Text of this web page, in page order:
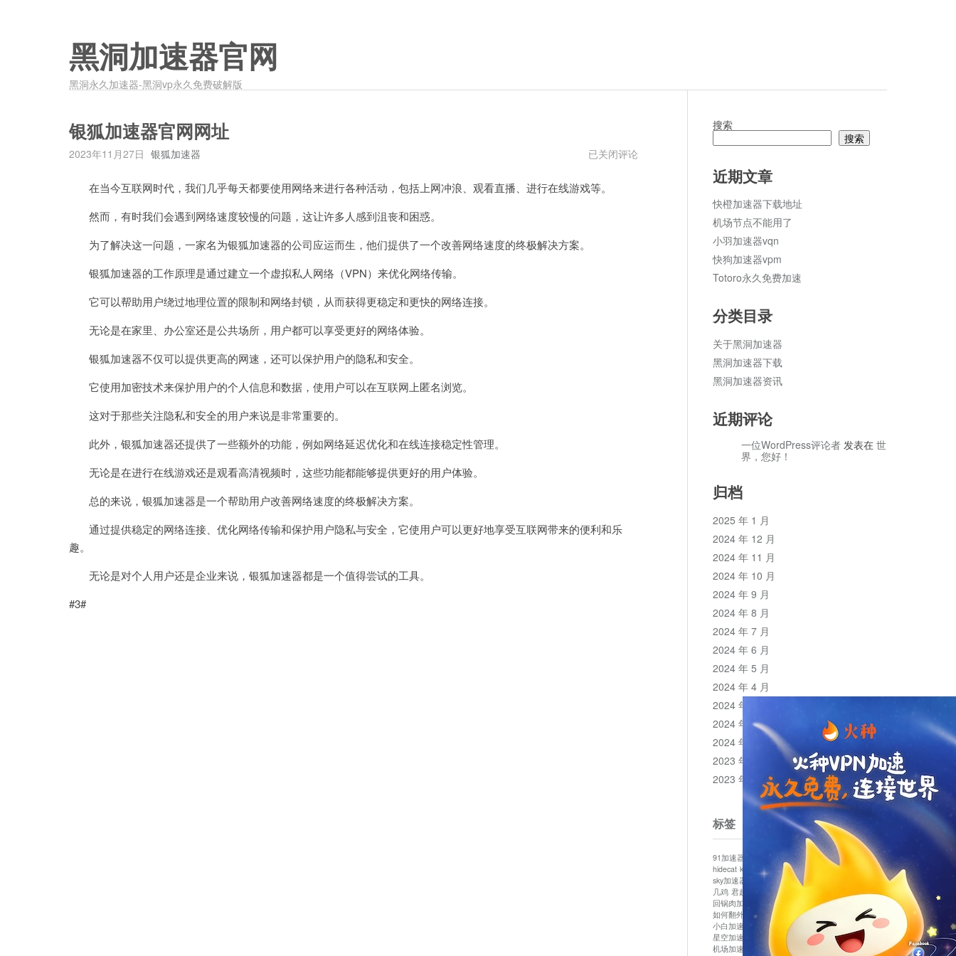
黑洞加速器官网
黑洞永久加速器-黑洞vp永久免费破解版
银狐加速器官网网址
2023年11月27日 银狐加速器
银
速
已关闭评论
在当今互联网时代，我们几乎每天都要使用网络来进行各种活动，包括上网冲浪、观看直播、进行在线游戏等。
然而，有时我们会遇到网络速度较慢的问题，这让许多人感到沮丧和困惑。
为了解决这一问题，一家名为银狐加速器的公司应运而生，他们提供了一个改善网络速度的终极解决方案。
银狐加速器的工作原理是通过建立一个虚拟私人网络（VPN）来优化网络传输。
它可以帮助用户绕过地理位置的限制和网络封锁，从而获得更稳定和更快的网络连接。
无论是在家里、办公室还是公共场所，用户都可以享受更好的网络体验。
银狐加速器不仅可以提供更高的网速，还可以保护用户的隐私和安全。
它使用加密技术来保护用户的个人信息和数据，使用户可以在互联网上匿名浏览。
这对于那些关注隐私和安全的用户来说是非常重要的。
此外，银狐加速器还提供了一些额外的功能，例如网络延迟优化和在线连接稳定性管理。
无论是在进行在线游戏还是观看高清视频时，这些功能都能够提供更好的用户体验。
总的来说，银狐加速器是一个帮助用户改善网络速度的终极解决方案。
通过提供稳定的网络连接、优化网络传输和保护用户隐私与安全，它使用户可以更好地享受互联网带来的便利和乐
趣。
无论是对个人用户还是企业来说，银狐加速器都是一个值得尝试的工具。
#3#
搜索
搜索
近期文章
快橙加速器下载地址
机场节点不能用了
小羽加速器vqn
快狗加速器vpm
Totoro永久免费加速
分类目录
关于黑洞加速器
黑洞加速器下载
黑洞加速器资讯
近期评论
一位WordPress评论者 发表在 世
界，您好！
归档
2025 年 1 月
2024 年 12 月
2024 年 11 月
2024 年 10 月
2024 年 9 月
2024 年 8 月
2024 年 7 月
2024 年 6 月
2024 年 5 月
2024 年 4 月
2024 年 3 月
2024 年 2 月
2024 年 1 月
2023 年 12 月
2023 年 11 月
标签
91加速器 bluelayer加速器
clash节点
hidecat kuai500 panda加速器
plex加速器
sky加速器
telegram加速器 中信加速器
云梯加速器
几鸡 君越加速器 哔咔漫画加速器
唐师傅加速器
回锅肉加速器
坚果加速器 壹点加速器
如何翻外墙网站 小哈vp加速器
小火箭加速器
小白加速器
布谷vp加速器 心阶云 快连
星空加速器
最新版clash安卓下载
月光加速器
机场加速器
松果云 极快加速器
梯子加速器